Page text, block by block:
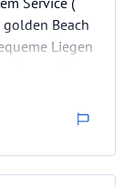
Veranstalters.
Beach
Liegen
alles
Terrasse ist
mit